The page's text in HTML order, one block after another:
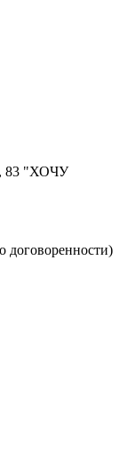
83 "ХОЧУ
договоренности)